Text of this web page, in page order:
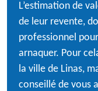
L’estimation de
de leur revente,
professionnel
arnaquer. Pour
la ville de Linas,
conseillé de vous